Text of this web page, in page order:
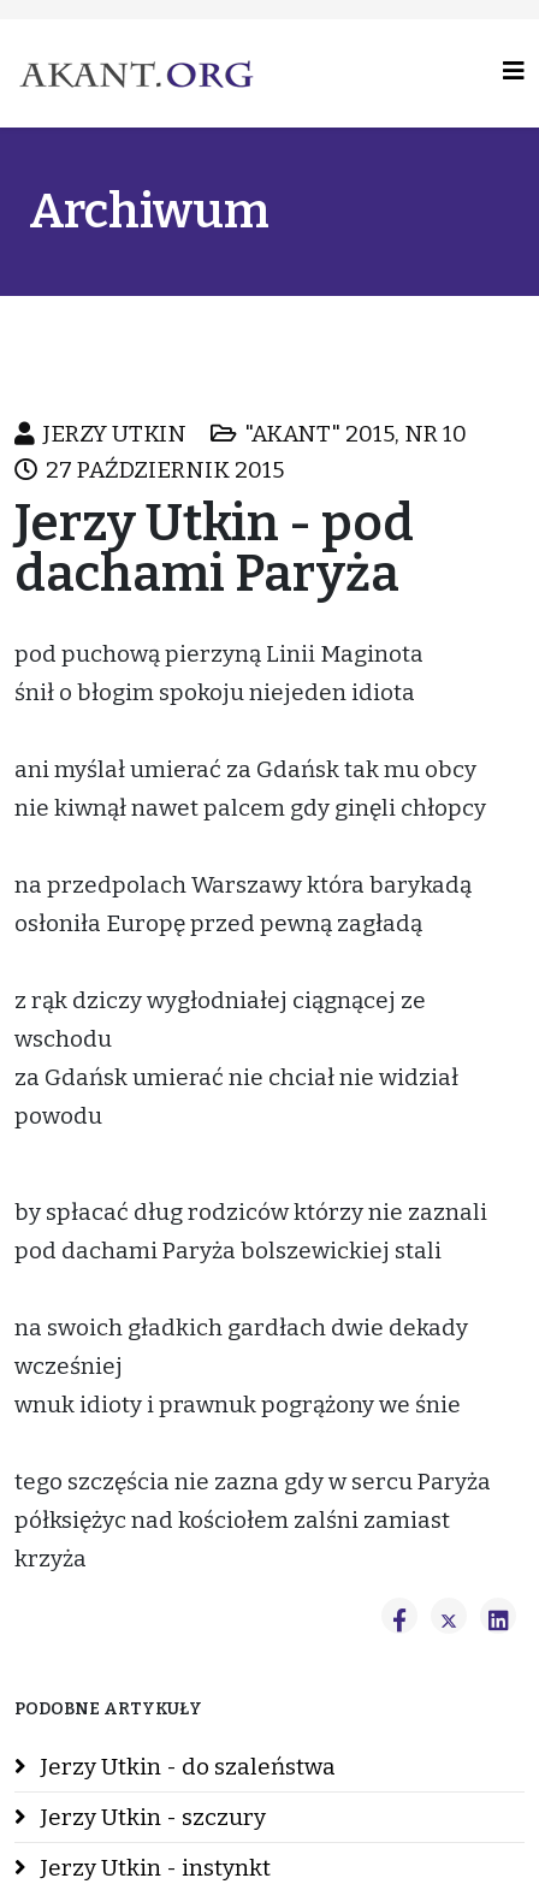
Archiwum
JERZY UTKIN
"AKANT" 2015, NR 10
27 PAŹDZIERNIK 2015
Jerzy Utkin - pod
dachami Paryża
pod puchową pierzyną Linii Maginota
śnił o błogim spokoju niejeden idiota
ani myślał umierać za Gdańsk tak mu obcy
nie kiwnął nawet palcem gdy ginęli chłopcy
na przedpolach Warszawy która barykadą
osłoniła Europę przed pewną zagładą
z rąk dziczy wygłodniałej ciągnącej ze
wschodu
za Gdańsk umierać nie chciał nie widział
powodu
by spłacać dług rodziców którzy nie zaznali
pod dachami Paryża bolszewickiej stali
na swoich gładkich gardłach dwie dekady
wcześniej
wnuk idioty i prawnuk pogrążony we śnie
tego szczęścia nie zazna gdy w sercu Paryża
półksiężyc nad kościołem zalśni zamiast
krzyża
PODOBNE ARTYKUŁY
Jerzy Utkin - do szaleństwa
Jerzy Utkin - szczury
Jerzy Utkin - instynkt